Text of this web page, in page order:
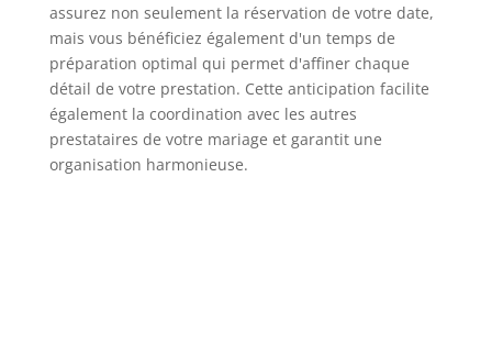
assurez non seulement la réservation de votre date,
mais vous bénéficiez également d'un temps de
préparation optimal qui permet d'affiner chaque
détail de votre prestation. Cette anticipation facilite
également la coordination avec les autres
prestataires de votre mariage et garantit une
organisation harmonieuse.